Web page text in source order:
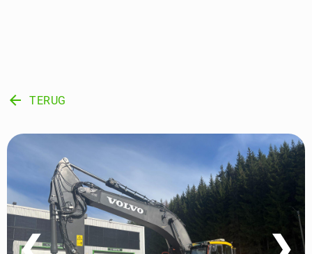
arrow_back TERUG